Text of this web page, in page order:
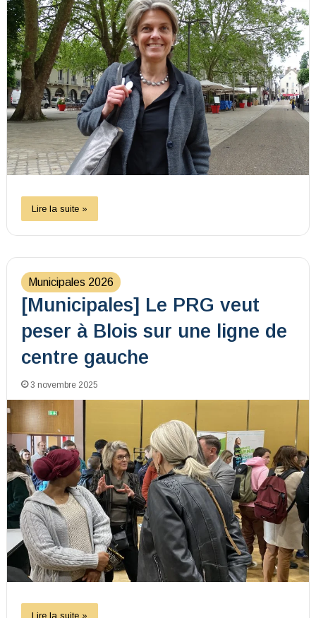
Lire la suite »
Municipales 2026
[Municipales] Le PRG veut
peser à Blois sur une ligne de
centre gauche
3 novembre 2025
Lire la suite »